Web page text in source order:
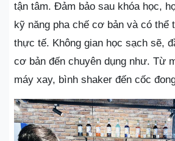
tận tâm. Đảm bảo sau khóa học,
kỹ năng pha chế cơ bản và có thể
thực tế. Không gian học sạch sẽ,
cơ bản đến chuyên dụng như. Từ
máy xay, bình shaker đến cốc